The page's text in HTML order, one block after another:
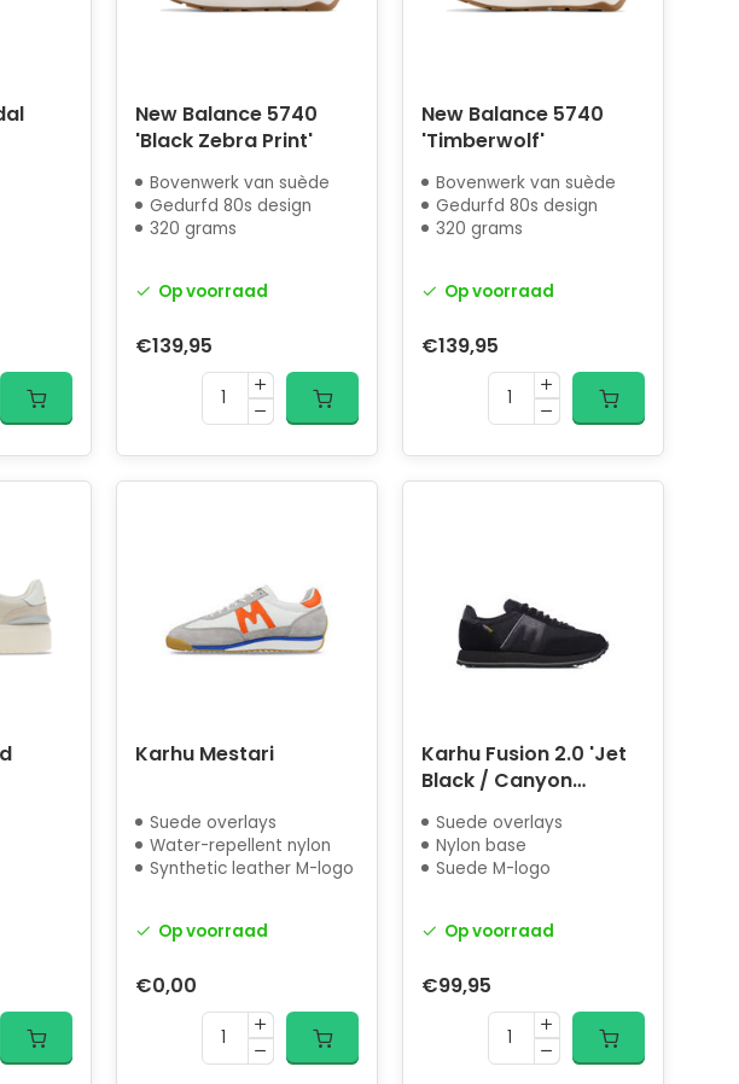
New Balance 5740
'Black Zebra Print'
Bovenwerk van suède
Gedurfd 80s design
320 grams
Op voorraad
€139,95
New Balance 5740
'Timberwolf'
Bovenwerk van suède
Gedurfd 80s design
320 grams
Op voorraad
€139,95
Karhu Mestari
Suede overlays
Water-repellent nylon
Synthetic leather M-logo
Op voorraad
€0,00
Karhu Fusion 2.0 'Jet
Black / Canyon
Suede overlays
Nylon base
Suede M-logo
Op voorraad
€99,95